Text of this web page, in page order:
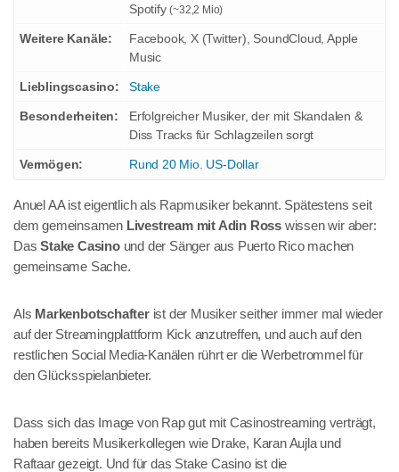
Spotify(~32,2 Mio)
Weitere Kanäle:
Facebook, X (Twitter), SoundCloud, Apple
Music
Lieblingscasino: Stake
Besonderheiten:
Erfolgreicher Musiker, der mit Skandalen &
Diss Tracks für Schlagzeilen sorgt
Vermögen: Rund 20 Mio. US-Dollar
Anuel AA ist eigentlich als Rapmusiker bekannt. Spätestens seit
dem gemeinsamen Livestream mit Adin Ross wissen wir aber:
DasStake Casinound der Sänger aus Puerto Rico machen
gemeinsame Sache.
Als Markenbotschafterist der Musiker seither immer mal wieder
auf der Streamingplattform Kick anzutreffen, und auch auf den
restlichen Social Media-Kanälen rührt er die Werbetrommel für
den Glücksspielanbieter.
Dass sich das Image von Rap gut mit Casinostreaming verträgt,
haben bereits Musikerkollegen wie Drake, Karan Aujla und
Raftaar gezeigt. Und für das Stake Casino ist die